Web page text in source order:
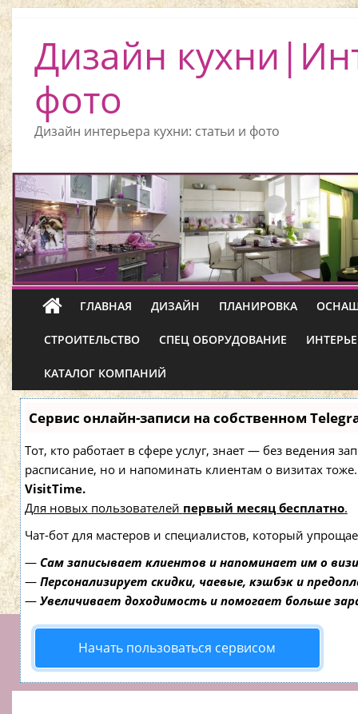
Дизайн
фото
Дизайн интерьера кухни: статьи и фото
ГЛАВНАЯ ДИЗАЙН ПЛАНИРОВКА
СТРОИТЕЛЬСТВО СПЕЦ ОБОРУДОВАНИЕ
КАТАЛОГ КОМПАНИЙ
Сервис онлайн-записи на собственном
Тот, кто работает в сфере услуг, знает — без ведения
расписание, но и напоминать клиентам о визитах
VisitTime.
Для новых пользователей первый месяц бесплатно.
Чат-бот для мастеров и специалистов, который
— Сам записывает клиентов и напоминает им о
— Персонализирует скидки, чаевые, кэшбэк и
— Увеличивает доходимость и помогает больше
Начать пользоваться сервисом